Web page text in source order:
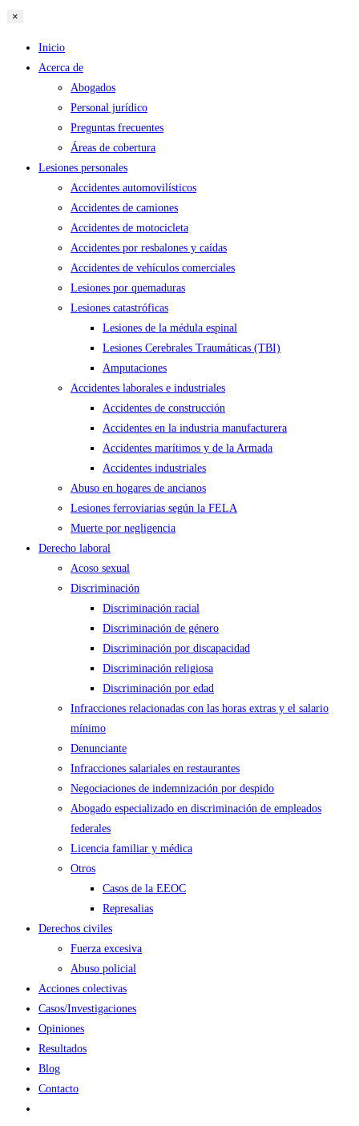
×
Inicio
Acerca de
Abogados
Personal jurídico
Preguntas frecuentes
Áreas de cobertura
Lesiones personales
Accidentes automovilísticos
Accidentes de camiones
Accidentes de motocicleta
Accidentes por resbalones y caídas
Accidentes de vehículos comerciales
Lesiones por quemaduras
Lesiones catastróficas
Lesiones de la médula espinal
Lesiones Cerebrales Traumáticas (TBI)
Amputaciones
Accidentes laborales e industriales
Accidentes de construcción
Accidentes en la industria manufacturera
Accidentes marítimos y de la Armada
Accidentes industriales
Abuso en hogares de ancianos
Lesiones ferroviarias según la FELA
Muerte por negligencia
Derecho laboral
Acoso sexual
Discriminación
Discriminación racial
Discriminación de género
Discriminación por discapacidad
Discriminación religiosa
Discriminación por edad
Infracciones relacionadas con las horas extras y el salario
mínimo
Denunciante
Infracciones salariales en restaurantes
Negociaciones de indemnización por despido
Abogado especializado en discriminación de empleados
federales
Licencia familiar y médica
Otros
Casos de la EEOC
Represalias
Derechos civiles
Fuerza excesiva
Abuso policial
Acciones colectivas
Casos/Investigaciones
Opiniones
Resultados
Blog
Contacto